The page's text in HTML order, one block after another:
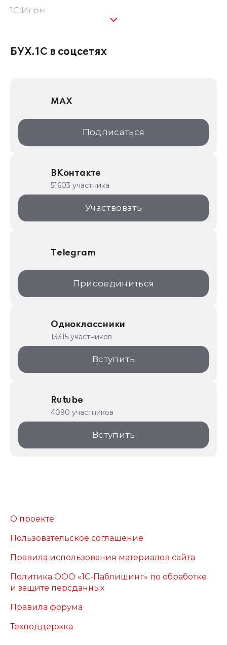
1C:Игры
1С:Консалтинг
1С:Дистрибьюция
1С:Образование
ИТС.1C.ru
1С:Торговая площадка
БУХ.1С в соцсетях
MAX
Подписаться
ВКонтакте
51603 участника
Участвовать
Telegram
Присоединиться
Одноклассники
13315 участников
Вступить
Rutube
4090 участников
Вступить
О проекте
Пользовательское соглашение
Правила использования материалов сайта
Политика ООО «1С-Паблишинг» по обработке
и защите персданных
Правила форума
Техподдержка